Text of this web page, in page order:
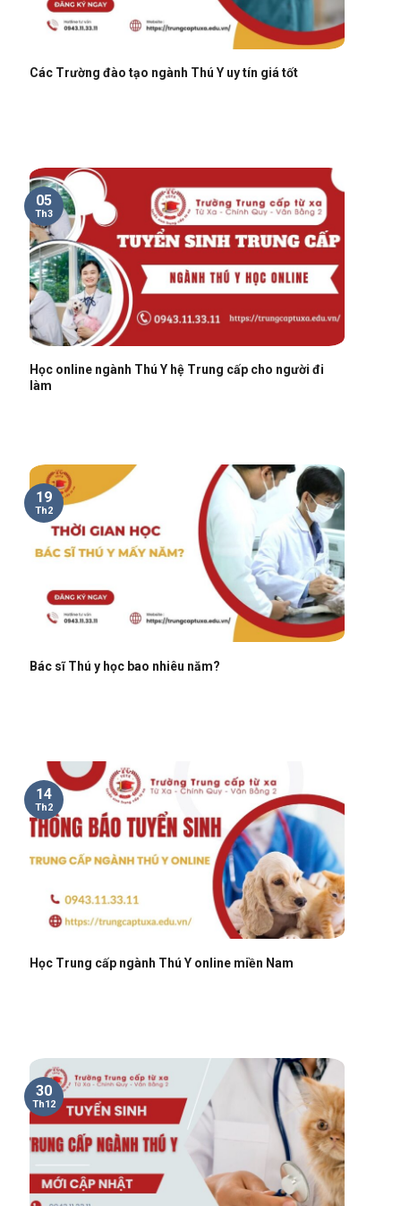
Các Trường đào tạo ngành Thú Y uy tín giá tốt
Học online ngành Thú Y hệ Trung cấp cho người đi
làm
05
Th3
Bác sĩ Thú y học bao nhiêu năm?
19
Th2
Học Trung cấp ngành Thú Y online miền Nam
14
Th2
30
Th12